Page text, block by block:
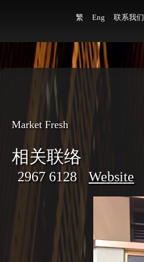
繁 Eng 联系我们
Market Fresh
相关联络
2967 6128 Website